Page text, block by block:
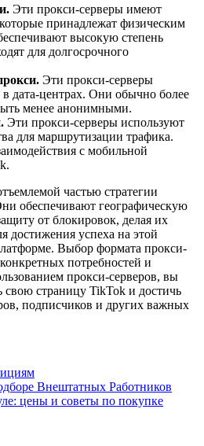
Эти прокси-серверы имеют
принадлежат физическим
высокую степень
для долгосрочного
Эти прокси-серверы
в дата-центрах. Они обычно более
менее анонимными.
Эти прокси-серверы используют
для маршрутизации трафика.
с мобильной
частью стратегии
обеспечивают географическую
от блокировок, делая их
успеха на этой
Выбор формата прокси-
потребностей и
прокси-серверов, вы
свою страницу TikTok и достичь
подписчиков и других важных
Внештатных Работников
цены и советы по покупке